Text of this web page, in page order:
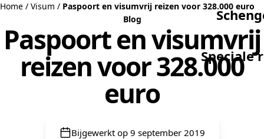
Speciale
Home / Visum / Paspoort en visumvrij reizen voor 328.000 euro
Blog
Paspoort en visumvrij
reizen voor 328.000
euro
Bijgewerkt op 9 september 2019